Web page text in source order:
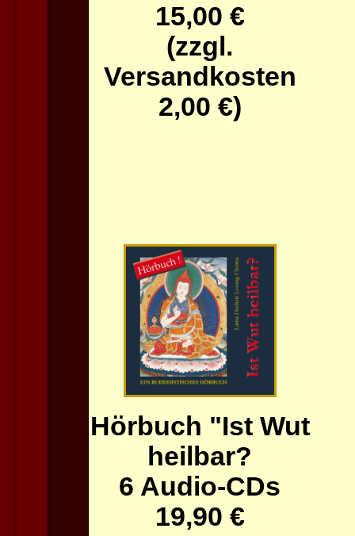
15,00 €
(zzgl.
Versandkosten
2,00 €)
Hörbuch "Ist Wut
heilbar?
6 Audio-CDs
19,90 €